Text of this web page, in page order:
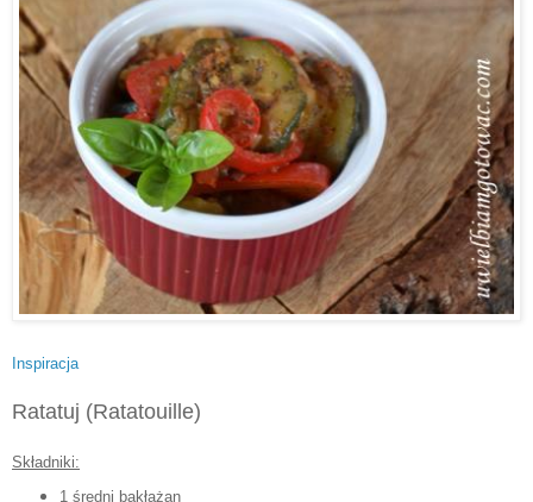
Inspiracja
Ratatuj (Ratatouille)
Składniki:
1 średni bakłażan